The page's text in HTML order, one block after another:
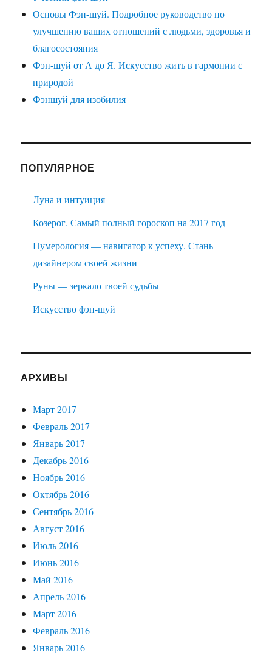
Основы Фэн-шуй. Подробное руководство по
улучшению ваших отношений с людьми, здоровья и
благосостояния
Фэн-шуй от А до Я. Искусство жить в гармонии с
природой
Фэншуй для изобилия
ПОПУЛЯРНОЕ
Луна и интуиция
Козерог. Самый полный гороскоп на 2017 год
Нумерология — навигатор к успеху. Стань
дизайнером своей жизни
Руны — зеркало твоей судьбы
Искусство фэн-шуй
АРХИВЫ
Март 2017
Февраль 2017
Январь 2017
Декабрь 2016
Ноябрь 2016
Октябрь 2016
Сентябрь 2016
Август 2016
Июль 2016
Июнь 2016
Май 2016
Апрель 2016
Март 2016
Февраль 2016
Январь 2016